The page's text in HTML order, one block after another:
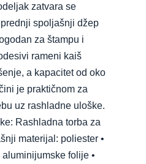
zatvara se
spoljašnji džep
za štampu i
rameni kaiš
a kapacitet od oko
je praktičnom za
uz rashladne uloške.
Rashladna torba za
materijal: poliester •
folije •